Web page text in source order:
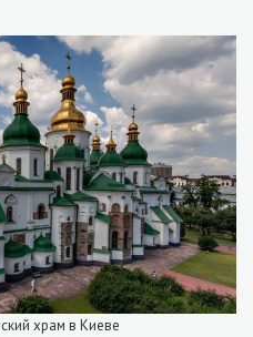
храм в Киеве